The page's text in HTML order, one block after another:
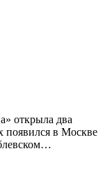
открыла два
появился в Москве